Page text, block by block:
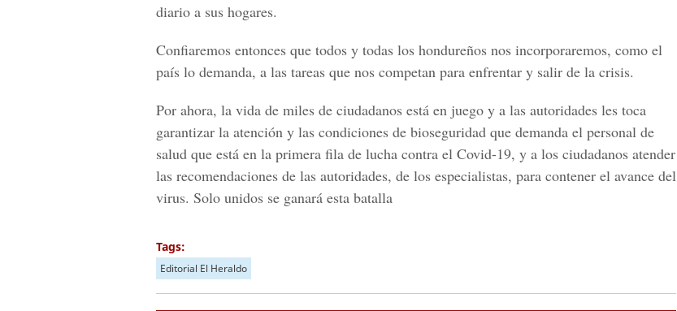
diario a sus hogares.
Confiaremos entonces que todos y todas los hondureños nos incorporaremos, como el
país lo demanda, a las tareas que nos competan para enfrentar y salir de la crisis.
Por ahora, la vida de miles de ciudadanos está en juego y a las autoridades les toca
garantizar la atención y las condiciones de bioseguridad que demanda el personal de
salud que está en la primera fila de lucha contra el Covid-19, y a los ciudadanos atender
las recomendaciones de las autoridades, de los especialistas, para contener el avance del
virus. Solo unidos se ganará esta batalla
Tags:
Editorial El Heraldo